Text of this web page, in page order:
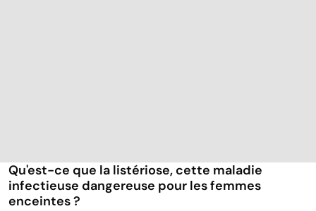
Qu'est-ce que la listériose, cette maladie
infectieuse dangereuse pour les femmes
enceintes ?